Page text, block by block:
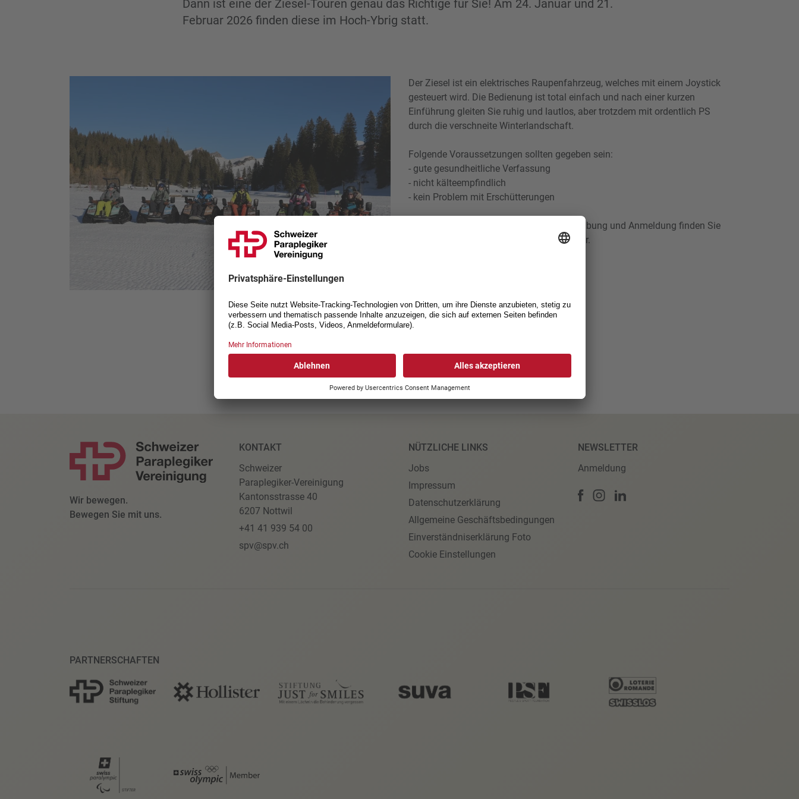
Dann ist eine der Ziesel-Touren genau das Richtige für Sie! Am 24. Januar und 21.
Februar 2026 finden diese im Hoch-Ybrig statt.
Der Ziesel ist ein elektrisches Raupenfahrzeug, welches mit einem Joystick
gesteuert wird. Die Bedienung ist total einfach und nach einer kurzen
Einführung gleiten Sie ruhig und lautlos, aber trotzdem mit ordentlich PS
durch die verschneite Winterlandschaft.
Folgende Voraussetzungen sollten gegeben sein:
- gute gesundheitliche Verfassung
- nicht kälteempfindlich
- kein Problem mit Erschütterungen
Weitere Informationen sowie die Ausschreibung und Anmeldung finden Sie
auf der Webseite der SPV im Eventkalender.
21. Februar 2026
Wir bewegen.
Bewegen Sie mit uns.
KONTAKT
Schweizer
Paraplegiker-Vereinigung
Kantonsstrasse 40
6207 Nottwil
+41 41 939 54 00
spv@spv.ch
NÜTZLICHE LINKS
Jobs
Impressum
Datenschutzerklärung
Allgemeine Geschäftsbedingungen
Einverständniserklärung Foto
Cookie Einstellungen
NEWSLETTER
Anmeldung
PARTNERSCHAFTEN